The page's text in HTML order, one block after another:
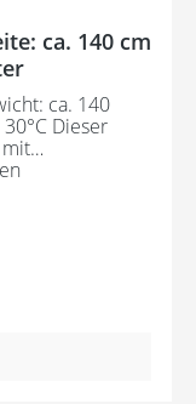
ca. 140 cm
ca. 140
Kissen,
zum